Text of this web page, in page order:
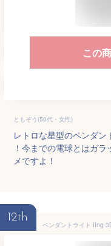
この
ともぞう(50代・女性)
レトロな星型のペンダ
！今までの電球とはガ
メですよ！
12th